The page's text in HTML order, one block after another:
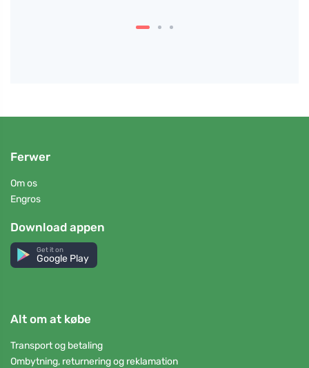
Ferwer
Om os
Engros
Download appen
Get it on
Google Play
Alt om at købe
Transport og betaling
Ombytning, returnering og reklamation